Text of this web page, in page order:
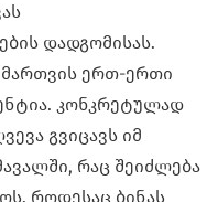
დადგომისას.
ერთ-ერთი
კონკრეტულად
გვიცავს იმ
რაც შეიძლება
როდესაც ბინას